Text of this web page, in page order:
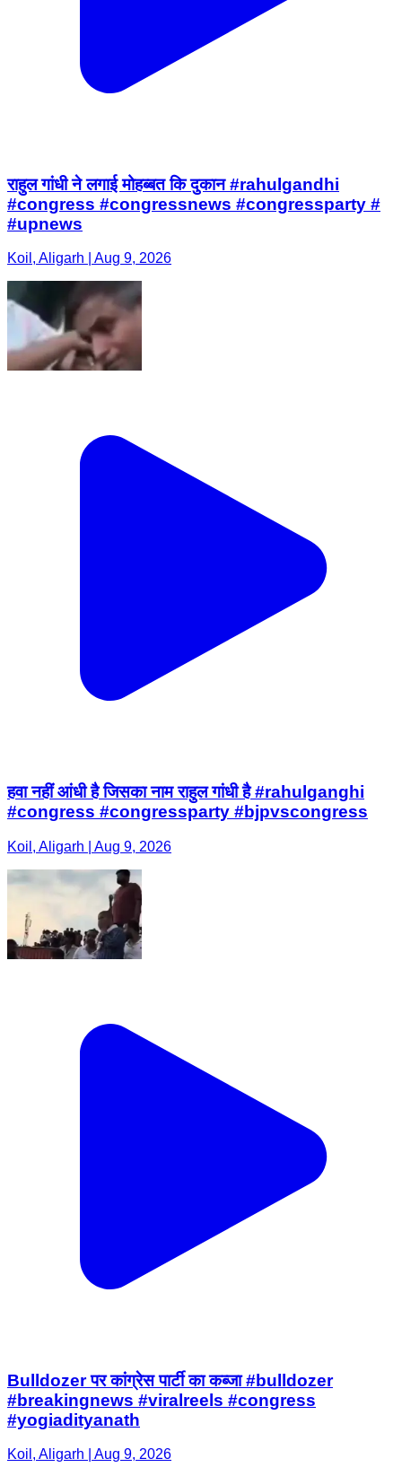
राहुल गांधी ने लगाई मोहब्बत कि दुकान #rahulgandhi
#congress #congressnews #congressparty #
#upnews
Koil, Aligarh | Aug 9, 2026
हवा नहीं आंधी है जिसका नाम राहुल गांधी है #rahulganghi
#congress #congressparty #bjpvscongress
Koil, Aligarh | Aug 9, 2026
Bulldozer पर कांग्रेस पार्टी का कब्जा #bulldozer
#breakingnews #viralreels #congress
#yogiadityanath
Koil, Aligarh | Aug 9, 2026